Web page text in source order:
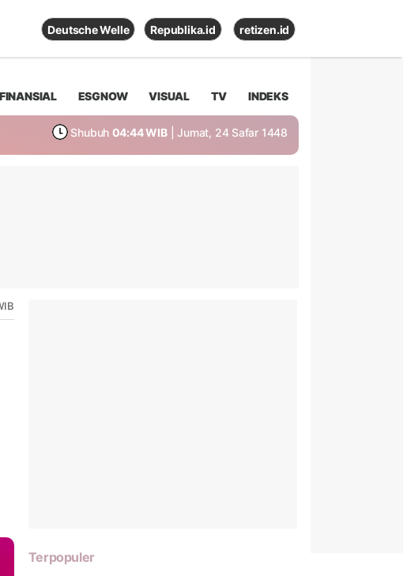
Deutsche Welle Republika.id retizen.id
ESGNOW VISUAL TV INDEKS
Shubuh 04:44 WIB | Jumat, 24 Safar 1448
Terpopuler